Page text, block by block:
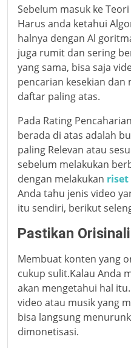
Sebelum masuk ke
Harus anda ketahui
halnya dengan Al
juga rumit dan sering
yang sama, bisa saja
pencarian kesekian
daftar paling atas.
Pada Rating
berada di atas adalah
paling Relevan atau
sebelum melakukan
dengan melakukan
Anda tahu jenis video
itu sendiri, berikut
Pastikan
Membuat konten yang
cukup sulit.Kalau Anda
akan mengetahui hal
video atau musik yang
bisa langsung
dimonetisasi.